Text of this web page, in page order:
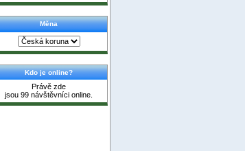
Měna
Kdo je online?
Právě zde
jsou 99 návštěvníci online.